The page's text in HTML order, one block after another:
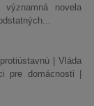
novela
| Vláda
pre domácnosti |